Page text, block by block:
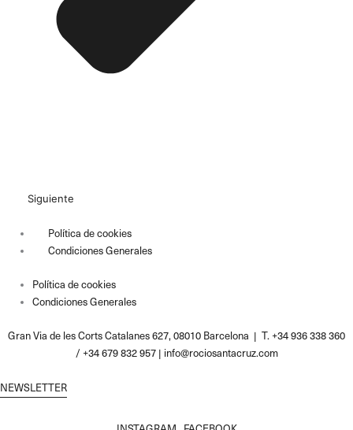
Siguiente
Política de cookies
Condiciones Generales
Política de cookies
Condiciones Generales
Gran Via de les Corts Catalanes 627, 08010 Barcelona | T. +34 936 338 360
/ +34 679 832 957 | info@rociosantacruz.com
NEWSLETTER